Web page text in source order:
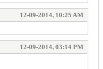
12-09-2014, 10:25 AM
12-09-2014, 03:14 PM